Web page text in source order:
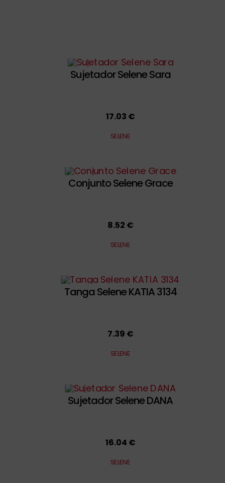
Sujetador Selene Sara
17.03 €
SELENE
Conjunto Selene Grace
8.52 €
SELENE
Tanga Selene KATIA 3134
7.39 €
SELENE
Sujetador Selene DANA
16.04 €
SELENE